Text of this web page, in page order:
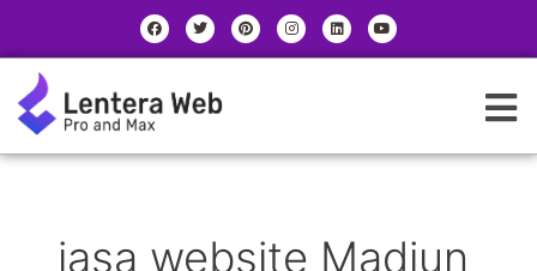
content
F
a
c
e
o
k
T
w
i
t
r
P
i
n
t
I
n
s
t
L
i
n
k
Y
o
u
t
jasa website Madiun
a